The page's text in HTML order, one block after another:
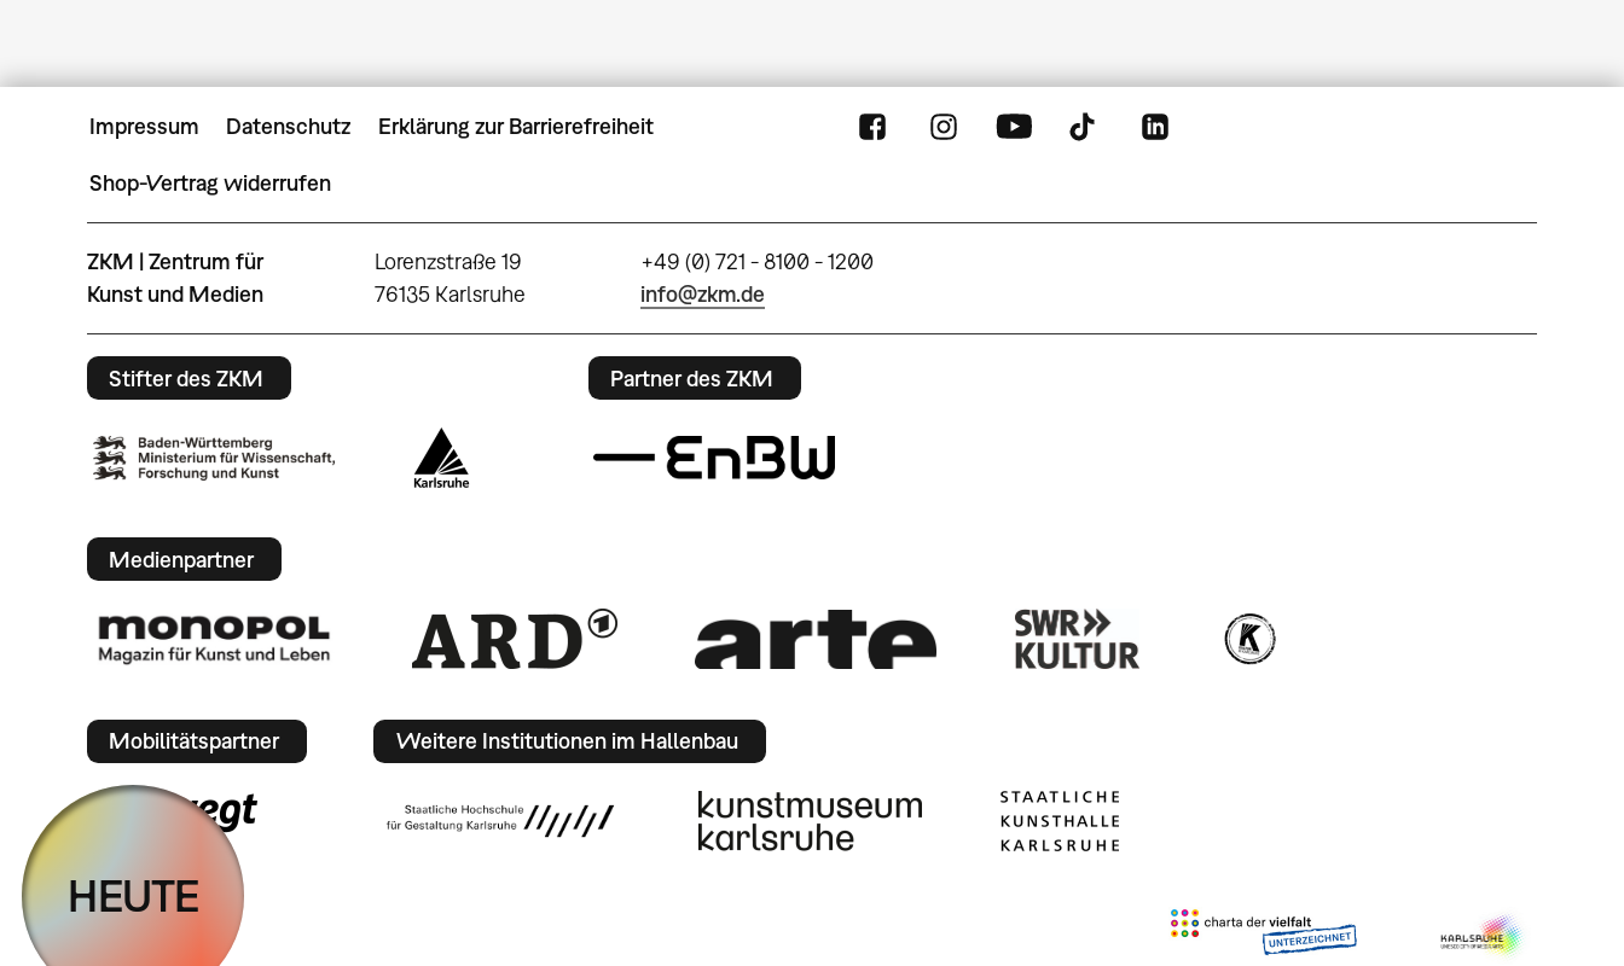
Impressum Datenschutz Erklärung zur Barrierefreiheit
Shop-Vertrag widerrufen
ZKM | Zentrum für
Kunst und Medien
Lorenzstraße 19
76135 Karlsruhe
+49 (0) 721 - 8100 - 1200
info@zkm.de
Stifter des ZKM Partner des ZKM
Medienpartner
Mobilitätspartner Weitere Institutionen im Hallenbau
HEUTE